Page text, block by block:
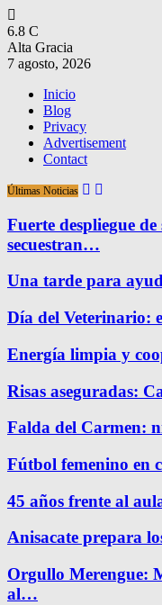
6.8 C
Alta Gracia
7 agosto, 2026
Inicio
Blog
Privacy
Advertisement
Contact
Últimas Noticias
Fuerte despliegue
secuestran…
Una tarde para
Día del Veterinario:
Energía limpia y
Risas aseguradas:
Falda del Carmen:
Fútbol femenino en
45 años frente al
Anisacate prepara
Orgullo Merengue:
al…